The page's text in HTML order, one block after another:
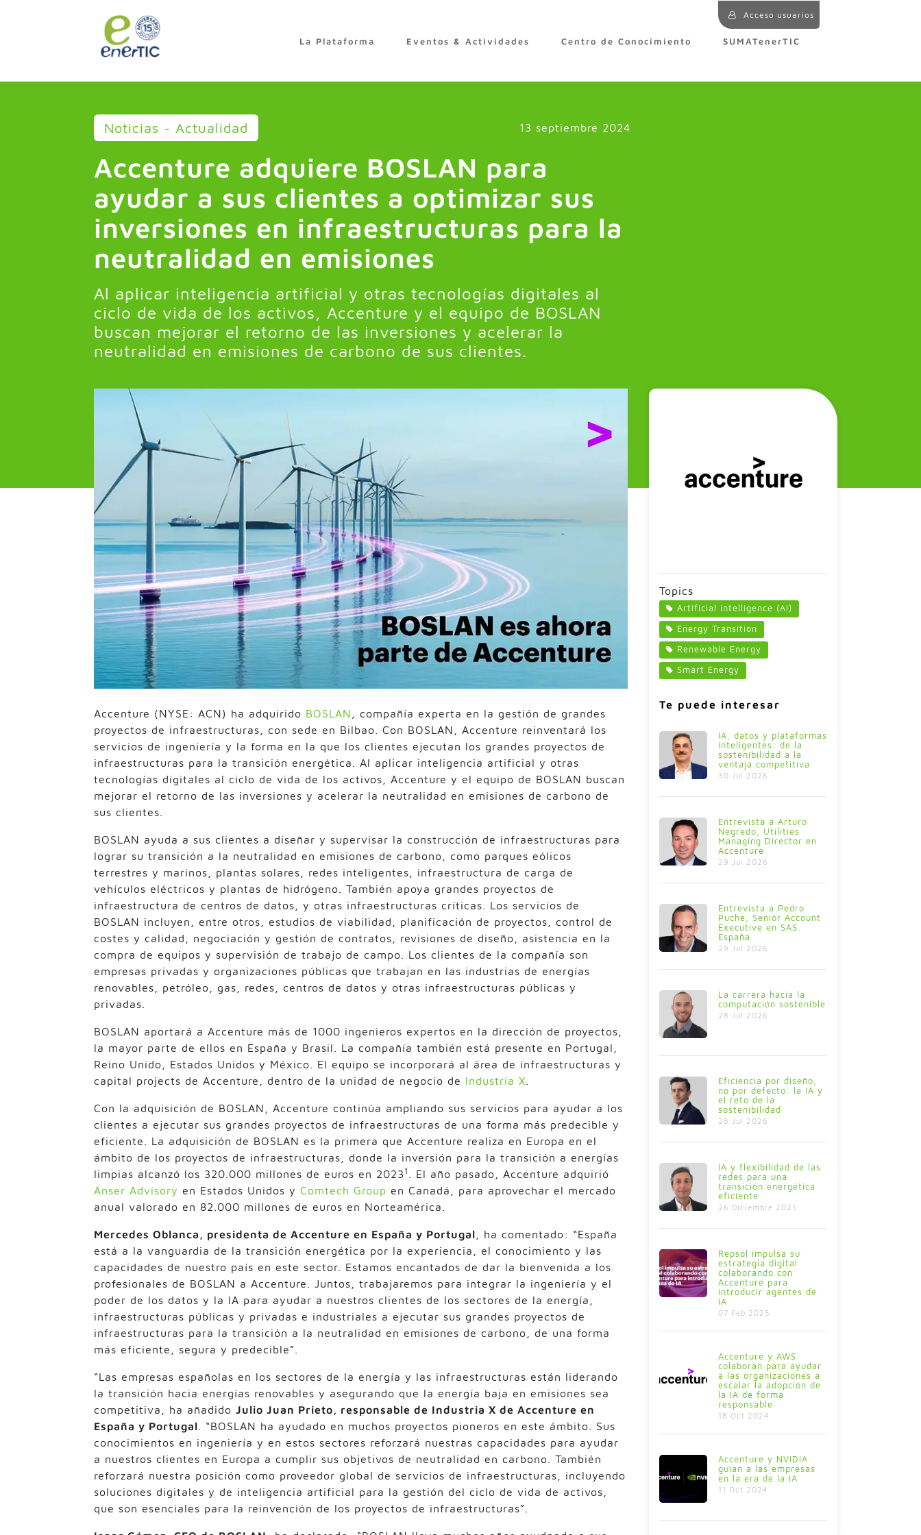
Acceso usuarios
La Plataforma Eventos & Actividades Centro de Conocimiento SUMATenerTIC
Noticias - Actualidad 13 septiembre 2024
Accenture adquiere BOSLAN para
ayudar a sus clientes a optimizar sus
inversiones en infraestructuras para la
neutralidad en emisiones
Al aplicar inteligencia artificial y otras tecnologías digitales al
ciclo de vida de los activos, Accenture y el equipo de BOSLAN
buscan mejorar el retorno de las inversiones y acelerar la
neutralidad en emisiones de carbono de sus clientes.
Accenture (NYSE: ACN) ha adquirido BOSLAN , compañía experta en la gestión de grandes
proyectos de infraestructuras, con sede en Bilbao. Con BOSLAN, Accenture reinventará los
servicios de ingeniería y la forma en la que los clientes ejecutan los grandes proyectos de
infraestructuras para la transición energética. Al aplicar inteligencia artificial y otras
tecnologías digitales al ciclo de vida de los activos, Accenture y el equipo de BOSLAN buscan
mejorar el retorno de las inversiones y acelerar la neutralidad en emisiones de carbono de
sus clientes.
BOSLAN ayuda a sus clientes a diseñar y supervisar la construcción de infraestructuras para
lograr su transición a la neutralidad en emisiones de carbono, como parques eólicos
terrestres y marinos, plantas solares, redes inteligentes, infraestructura de carga de
vehículos eléctricos y plantas de hidrógeno. También apoya grandes proyectos de
infraestructura de centros de datos, y otras infraestructuras críticas. Los servicios de
BOSLAN incluyen, entre otros, estudios de viabilidad, planificación de proyectos, control de
costes y calidad, negociación y gestión de contratos, revisiones de diseño, asistencia en la
compra de equipos y supervisión de trabajo de campo. Los clientes de la compañía son
empresas privadas y organizaciones públicas que trabajan en las industrias de energías
renovables, petróleo, gas, redes, centros de datos y otras infraestructuras públicas y
privadas.
BOSLAN aportará a Accenture más de 1000 ingenieros expertos en la dirección de proyectos,
la mayor parte de ellos en España y Brasil. La compañía también está presente en Portugal,
Reino Unido, Estados Unidos y México. El equipo se incorporará al área de infraestructuras y
capital projects de Accenture, dentro de la unidad de negocio de Industria X
Con la adquisición de BOSLAN, Accenture continúa ampliando sus servicios para ayudar a los
clientes a ejecutar sus grandes proyectos de infraestructuras de una forma más predecible y
eficiente. La adquisición de BOSLAN es la primera que Accenture realiza en Europa en el
ámbito de los proyectos de infraestructuras, donde la inversión para la transición a energías
limpias alcanzó los 320.000 millones de euros en 2023 1
. El año pasado, Accenture adquirió
Anser Advisory en Estados Unidos y Comtech Group en Canadá, para aprovechar el mercado
anual valorado en 82.000 millones de euros en Norteamérica.
Mercedes Oblanca, presidenta de Accenture en España y Portugal , ha comentado: “España
está a la vanguardia de la transición energética por la experiencia, el conocimiento y las
capacidades de nuestro país en este sector. Estamos encantados de dar la bienvenida a los
profesionales de BOSLAN a Accenture. Juntos, trabajaremos para integrar la ingeniería y el
poder de los datos y la IA para ayudar a nuestros clientes de los sectores de la energía,
infraestructuras públicas y privadas e industriales a ejecutar sus grandes proyectos de
infraestructuras para la transición a la neutralidad en emisiones de carbono, de una forma
más eficiente, segura y predecible”.
“Las empresas españolas en los sectores de la energía y las infraestructuras están liderando
la transición hacia energías renovables y asegurando que la energía baja en emisiones sea
competitiva, ha añadido Julio Juan Prieto, responsable de Industria X de Accenture en
España y Portugal . “BOSLAN ha ayudado en muchos proyectos pioneros en este ámbito. Sus
conocimientos en ingeniería y en estos sectores reforzará nuestras capacidades para ayudar
a nuestros clientes en Europa a cumplir sus objetivos de neutralidad en carbono. También
reforzará nuestra posición como proveedor global de servicios de infraestructuras, incluyendo
soluciones digitales y de inteligencia artificial para la gestión del ciclo de vida de activos,
que son esenciales para la reinvención de los proyectos de infraestructuras”.
Topics
Artificial intelligence (AI)
Energy Transition
Renewable Energy
Smart Energy
Te puede interesar
IA, datos y plataformas
inteligentes: de la
sostenibilidad a la
ventaja competitiva
30 Jul 2026
Entrevista a Arturo
Negredo, Utilities
Managing Director en
Accenture
29 Jul 2026
Entrevista a Pedro
Puche, Senior Account
Executive en SAS
España
29 Jul 2026
La carrera hacia la
computación sostenible
28 Jul 2026
Eficiencia por diseño,
no por defecto: la IA y
el reto de la
sostenibilidad
28 Jul 2026
IA y flexibilidad de las
redes para una
transición energética
eficiente
26 Diciembre 2025
Repsol impulsa su
estrategia digital
colaborando con
Accenture para
introducir agentes de
IA
07 Feb 2025
Accenture y AWS
colaboran para ayudar
a las organizaciones a
escalar la adopción de
la IA de forma
responsable
18 Oct 2024
Accenture y NVIDIA
guían a las empresas
en la era de la IA
11 Oct 2024